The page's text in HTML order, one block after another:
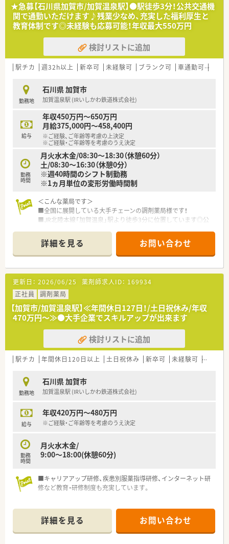
★急募【石川県加賀市/加賀温泉駅】●駅徒歩3分！公共交通機
関で通勤いただけます♪残業少なめ、充実した福利厚生と
教育体制です◎未経験も応募可能！年収最大550万円
検討リストに追加
駅チカ 週32h以上 新卒可 未経験可 ブランク可 車通勤可
勤務地
石川県 加賀市
加賀温泉駅 (IRいしかわ鉄道株式会社)
給与
年収450万円～650万円
月給375,000円～458,400円
※ご経験、ご年齢等考慮の上決定
※ご経験・ご年齢等を考慮のうえ決定
勤務
時間
月火水木金/08:30～18:30（休憩60分）
土/08:30～16:30（休憩0分）
※週40時間のシフト制勤務
※1ヵ月単位の変形労働時間制
＜こんな薬局です＞
■全国に展開している大手チェーンの調剤薬局様です！
■JR北陸本線「加賀温泉」駅より徒歩3分に位置しています◎公
■総合科目の処方箋をメインに応需しています！幅広い処方箋に
対応できます◎ＯＴＣ販売も行っているため、ＯＴＣに携わりた
い方にもオススメです！
＜仕事とプライベートを両立可能◎＞
ワークライフバランスを大切にしている企業様です！
有給休暇取得促進施策を導入しており、連続休暇制度やアニバー
サリー休暇・特別休暇などを設けておりますので、オン・オフのメ
リハリを持ってご就業できる環境です！
＜大手ならではの福利厚生も充実！＞
■従業員買物割引制度がございます。日用品もお得に購入でき
る嬉しい制度です♪
■処方せん調剤負担金補助制度もございます！
理解がある企業様です
詳細を見る お問い合わせ
更新日： 2026/06/25 薬剤師求人ID： 169934
正社員
調剤薬局
【加賀市/加賀温泉駅】≪年間休日127日！/土日祝休み/年収
470万円～≫●大手企業でスキルアップが出来ます
検討リストに追加
駅チカ 年間休日120日以上 土日祝休み 新卒可 未経験可 ブラン
勤務地
石川県 加賀市
加賀温泉駅 (IRいしかわ鉄道株式会社)
給与
年収420万円～480万円
※ご経験・ご年齢等を考慮のうえ決定
勤務
時間
月火水木金/
9:00～18:00(休憩60分)
■キャリアアップ研修、疾患別服薬指導研修、インターネット研
修など教育・研修制度も充実しています。
詳細を見る お問い合わせ